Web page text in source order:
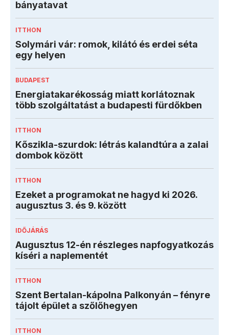
bányatavat
ITTHON
Solymári vár: romok, kilátó és erdei séta
egy helyen
BUDAPEST
Energiatakarékosság miatt korlátoznak
több szolgáltatást a budapesti fürdőkben
ITTHON
Kőszikla-szurdok: létrás kalandtúra a zalai
dombok között
ITTHON
Ezeket a programokat ne hagyd ki 2026.
augusztus 3. és 9. között
IDŐJÁRÁS
Augusztus 12-én részleges napfogyatkozás
kíséri a naplementét
ITTHON
Szent Bertalan-kápolna Palkonyán – fényre
tájolt épület a szőlőhegyen
ITTHON